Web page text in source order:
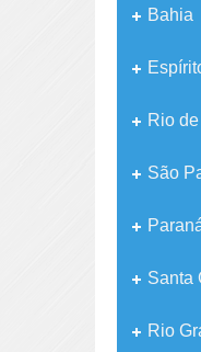
Bahia
Rio
São
Santa
Rio